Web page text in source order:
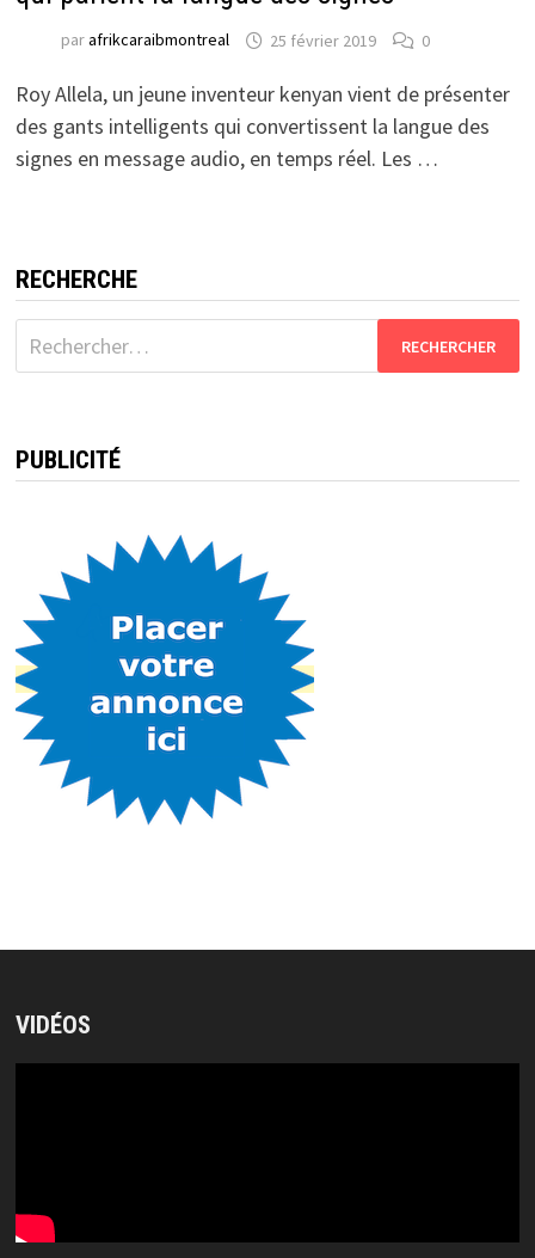
parafrikcaraibmontreal 25 février 2019 0
Roy Allela, un jeune inventeur kenyan vient de présenter
des gants intelligents qui convertissent la langue des
signes en message audio, en temps réel. Les …
RECHERCHE
Rechercher :
PUBLICITÉ
VIDÉOS